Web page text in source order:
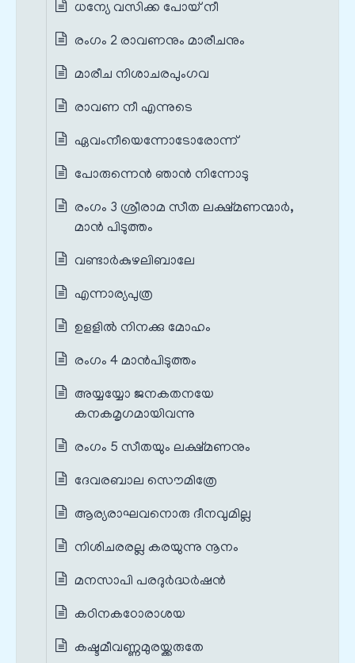
ധന്യേ വസിക്ക പോയ് നീ
രംഗം 2 രാവണനും മാരീചനും
മാരീച നിശാചരപുംഗവ
രാവണ നീ എന്നുടെ
ഏവംനീയെന്നോടോരോന്ന്
പോരുന്നെന്‍ ഞാന്‍ നിന്നോടു
രംഗം 3 ശ്രീരാമ സീത ലക്ഷ്മണന്മാർ,
മാൻ പിടുത്തം
വണ്ടാര്‍കുഴലിബാലേ
എന്നാര്യപുത്ര
ഉളളില്‍ നിനക്കു മോഹം
രംഗം 4 മാൻപിടുത്തം
അയ്യയ്യോ ജനകതനയേ
കനകമൃഗമായിവന്നു
രംഗം 5 സീതയും ലക്ഷ്മണനും
ദേവരബാല സൌമിത്രേ
ആര്യരാഘവനൊരു ദീനവുമില്ല
നിശിചരരല്ല കരയുന്നു നൂനം
മനസാപി പരദുര്‍ദ്ധര്‍ഷന്‍
കഠിനകഠോരാശയ
കഷ്ടമീവണ്ണമുരയ്ക്കരുതേ